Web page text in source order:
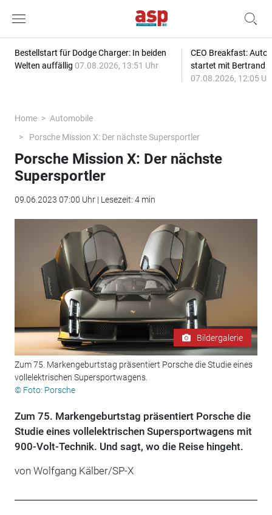
Bestellstart für Dodge Charger: In beiden
Welten auffällig 07.08.2026, 13:51 Uhr
CEO Breakfast:
startet mit Bertrand
07.08.2026, 12:05
Home
Automobile
Porsche Mission X: Der nächste Supersportler
Porsche Mission X: Der nächste
Supersportler
09.06.2023 07:00 Uhr | Lesezeit: 4 min
Bildergalerie
Zum 75. Markengeburtstag präsentiert Porsche die Studie eines
vollelektrischen Supersportwagens.
© Foto: Porsche
Zum 75. Markengeburtstag präsentiert Porsche die
Studie eines vollelektrischen Supersportwagens mit
900-Volt-Technik. Und sagt, wo die Reise hingeht.
von Wolfgang Kälber/SP-X